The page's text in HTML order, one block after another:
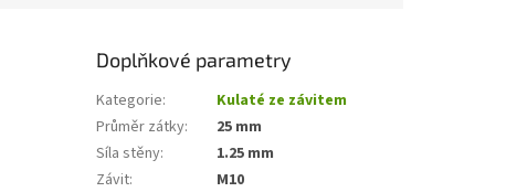
Doplňkové parametry
Kategorie:
Kulaté ze závitem
Průměr zátky:
25 mm
Síla stěny:
1.25 mm
Závit:
M10